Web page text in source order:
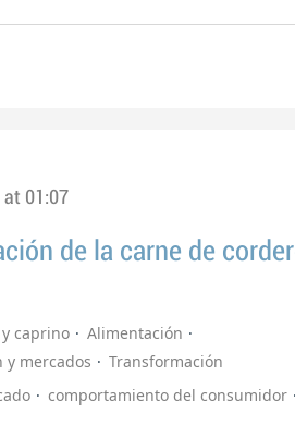
01:07
de la carne de
caprino
Alimentación
y mercados
Transformación
comportamiento del consumidor